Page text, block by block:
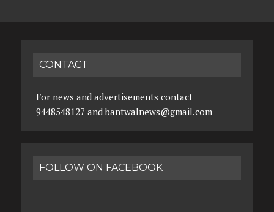
CONTACT
For news and advertisements contact
9448548127 and bantwalnews@gmail.com
FOLLOW ON FACEBOOK